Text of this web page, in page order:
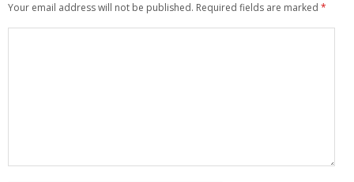
Your email address will not be published. Required fields are marked *